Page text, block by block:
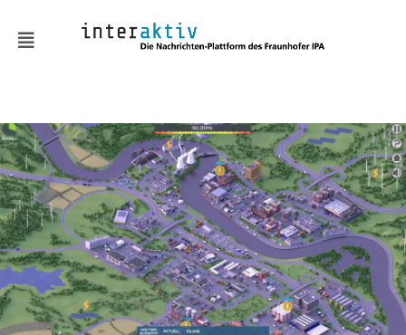
Automatisierung &
Robotik
Batterie & Wasserstoff
Digitalisierung
Embodied AI